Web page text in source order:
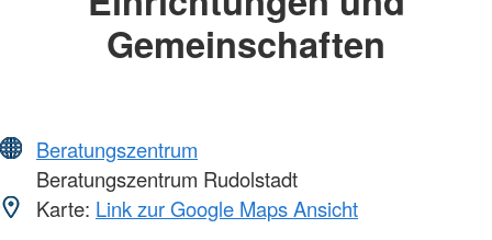
Gemeinschaften
Beratungszentrum
Beratungszentrum Rudolstadt
Karte: Link zur Google Maps Ansicht